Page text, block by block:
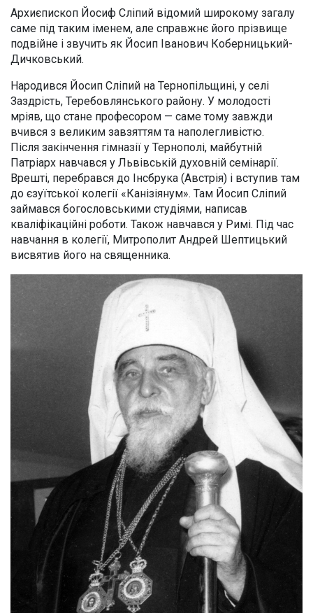
Архиєпископ Йосиф Сліпий відомий широкому загалу
саме під таким іменем, але справжнє його прізвище
подвійне і звучить як Йосип Іванович Коберницький-
Дичковський.
Народився Йосип Сліпий на Тернопільщині, у селі
Заздрість, Теребовлянського району. У молодості
мріяв, що стане професором — саме тому завжди
вчився з великим завзяттям та наполегливістю.
Після закінчення гімназії у Тернополі, майбутній
Патріарх навчався у Львівській духовній семінарії.
Врешті, перебрався до Інсбрука (Австрія) і вступив там
до єзуїтської колегії «Канізіянум». Там Йосип Сліпий
займався богословськими студіями, написав
кваліфікаційні роботи. Також навчався у Римі. Під час
навчання в колегії, Митрополит Андрей Шептицький
висвятив його на священника.